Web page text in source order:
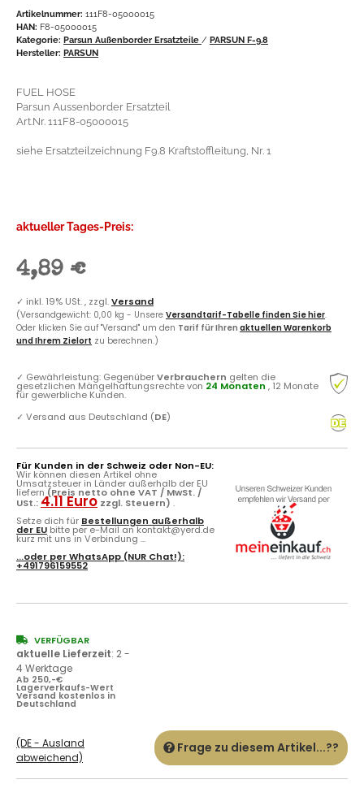
Artikelnummer: 111F8-05000015
HAN: F8-05000015
Kategorie: Parsun Außenborder Ersatzteile / PARSUN F-9.8
Hersteller: PARSUN
FUEL HOSE
Parsun Aussenborder Ersatzteil
Art.Nr. 111F8-05000015
siehe Ersatzteilzeichnung F9.8 Kraftstoffleitung, Nr. 1
aktueller Tages-Preis:
4,89 €
✓ inkl. 19% USt. , zzgl.Versand
(Versandgewicht: 0,00 kg - Unsere Versandtarif-Tabelle finden Sie hier.
Oder klicken Sie auf "Versand" um den Tarif für Ihren aktuellen Warenkorb
und Ihrem Zielort zu berechnen.)
✓ Gewährleistung: GegenüberVerbrauchern gelten die
gesetzlichen Mängelhaftungsrechte von 24 Monaten , 12 Monate
für gewerbliche Kunden.
✓ Versand aus Deutschland (DE)
Für Kunden in der Schweiz oder Non-EU:
Wir können diesen Artikel ohne
Umsatzsteuer in Länder außerhalb der EU
liefern (Preis netto ohne VAT / MwSt. /
USt.: 4.11 Euro zzgl. Steuern) .
Setze dich für Bestellungen außerhalb
der EU bitte per e-Mail an kontakt@yerd.de
kurz mit uns in Verbindung ...
...oder perWhatsApp (NUR Chat!):
+491796159552
VERFÜGBAR
aktuelle Lieferzeit: 2 -
4 Werktage
Ab 250,-€
Lagerverkaufs-Wert
Versand kostenlos in
Deutschland
(DE - Ausland
abweichend)
Frage zu diesem Artikel...??